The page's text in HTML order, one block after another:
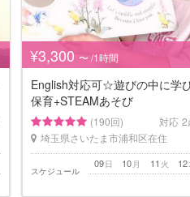
¥3,300 〜 /1時間
English対応可☆遊びの中に学
保育+STEAMあそび
(190回) 対応 2
埼玉県さいたま市浦和区在住
スケジュール
日
09 月
10 火
11 12